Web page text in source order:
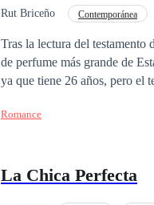
han estado juzgando a la
Rut Briceño Contemporánea
Tras la lectura del
de perfume más grande de
ya que tiene 26 años, pero el
hermano Nicolás, pero ella
Romance
La Chica Perfecta